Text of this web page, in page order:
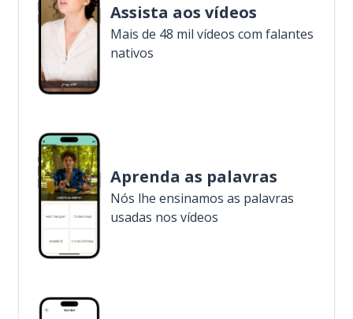
Assista aos vídeos
Mais de 48 mil vídeos com falantes
nativos
Aprenda as palavras
Nós lhe ensinamos as palavras
usadas nos vídeos